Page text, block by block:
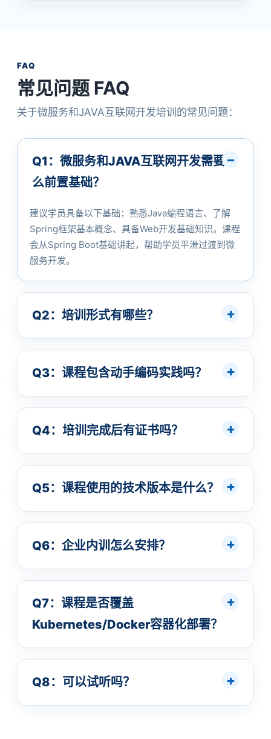
FAQ
常见问题 FAQ
关于微服务和JAVA互联网开发培训的常见问题：
Q1：微服务和JAVA互联网开发需要什
么前置基础？
建议学员具备以下基础：熟悉Java编程语言、了解
Spring框架基本概念、具备Web开发基础知识。课程
会从Spring Boot基础讲起，帮助学员平滑过渡到微
服务开发。
Q2：培训形式有哪些？
Q3：课程包含动手编码实践吗？
Q4：培训完成后有证书吗？
Q5：课程使用的技术版本是什么？
Q6：企业内训怎么安排？
Q7：课程是否覆盖
Kubernetes/Docker容器化部署？
Q8：可以试听吗？